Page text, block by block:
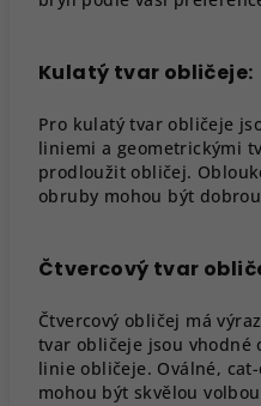
Kulatý tvar obličeje:
Pro kulatý tvar obličeje
liniemi a geometrickými
prodloužit obličej.
obruby mohou být
Čtvercový tvar
Čtvercový obličej má
tvar obličeje jsou
linie obličeje. Oválné,
mohou být skvělou